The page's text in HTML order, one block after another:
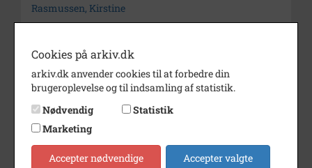
Rasmussen, Kirstine
Thomassen, Ulla
Rasmussen, Niels Henning
Leth, Ejner
Pedersen, Leth
Leth Pedersen
Jørgensen, Lise
Cookies på arkiv.dk
arkiv.dk anvender cookies til at forbedre din
brugeroplevelse og til indsamling af statistik.
Nødvendig
Statistik
Marketing
Accepter nødvendige Accepter valgte